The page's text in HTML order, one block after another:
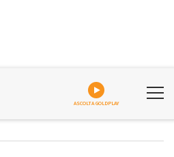
ASCOLTA GOLDPLAY